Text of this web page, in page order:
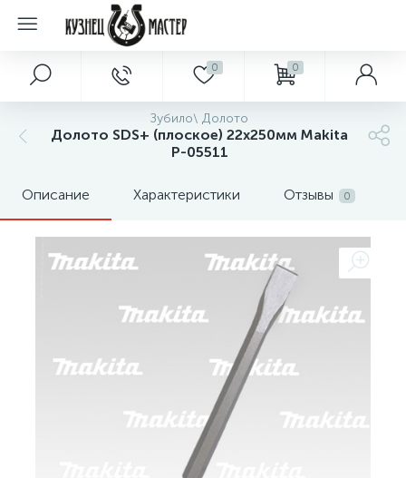
0 0
Зубило\ Долото
Долото SDS+ (плоское) 22х250мм Makita
P-05511
Описание Характеристики Отзывы 0